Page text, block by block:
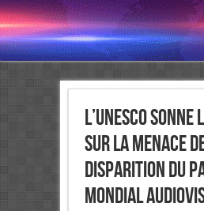
L’Unesco
sur la menace
disparition du
mondial